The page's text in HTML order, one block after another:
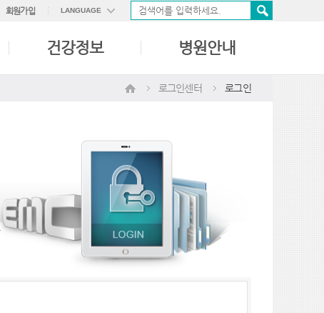
회원가입 LANGUAGE
中國語
건강정보 병원안내
로그인센터 로그인